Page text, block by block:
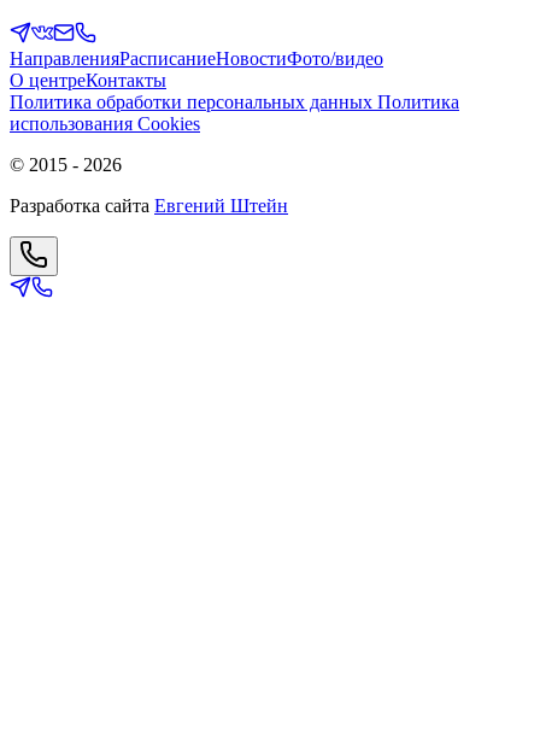
НаправленияРасписаниеНовостиФото/видео
О центреКонтакты
Политика обработки персональных данных Политика
использования Cookies
© 2015 - 2026
Разработка сайта Евгений Штейн